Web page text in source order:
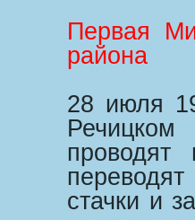
Первая
района
28 июля
Речицком
проводят
стачки и